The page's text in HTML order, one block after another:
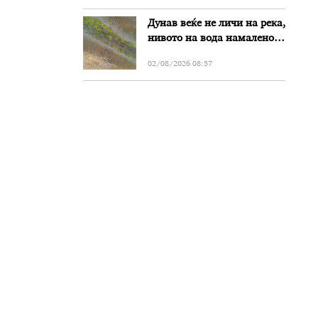
Дунав веќе не личи на река,
нивото на вода намалено
Бугарија
02/08/2026 08:57